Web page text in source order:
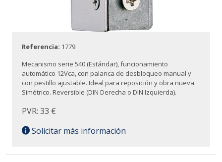
Referencia: 1779
Mecanismo serie 540 (Estándar), funcionamiento
automático 12Vca, con palanca de desbloqueo manual y
con pestillo ajustable. Ideal para reposición y obra nueva.
Simétrico. Reversible (DIN Derecha o DIN Izquierda).
PVR: 33 €
Solicitar más información